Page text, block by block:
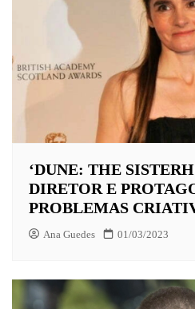
‘DUNE: THE
DIRETOR E
PROBLEMAS
Ana Guedes 01/03/2023